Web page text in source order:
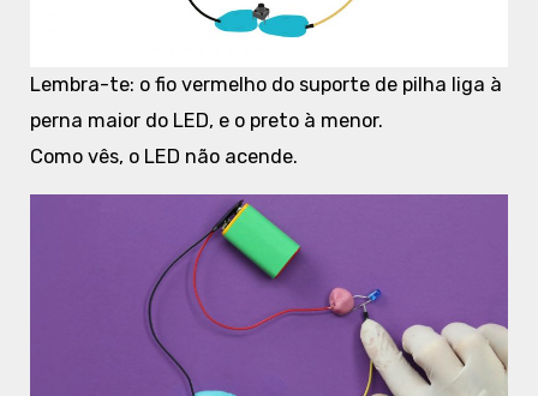
Lembra-te: o fio vermelho do suporte de pilha liga à
perna maior do LED, e o preto à menor.
Como vês, o LED não acende.